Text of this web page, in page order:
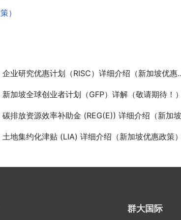
）
企业研究优惠计划（RISC）详细介绍（新加坡优惠政策）
新加坡全球创业者计划（GFP）详解（敬请期待！）
碳排放资源效率补助金 (REG(E)) 详细介绍（新加坡优惠政策）
土地集约化津贴 (LIA) 详细介绍（新加坡优惠政策）
群大国际